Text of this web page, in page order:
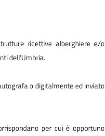
ricettive alberghiere e/o
dell’Umbria.
o digitalmente ed inviato
per cui è opportuno